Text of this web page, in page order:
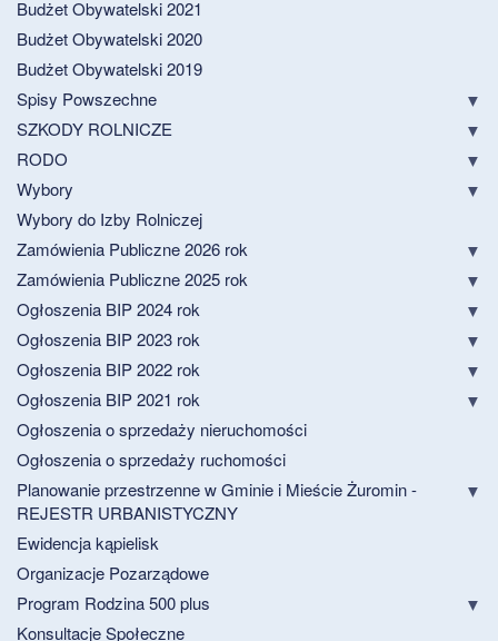
Budżet Obywatelski 2021
Budżet Obywatelski 2020
Budżet Obywatelski 2019
Spisy Powszechne
SZKODY ROLNICZE
RODO
Wybory
Wybory do Izby Rolniczej
Zamówienia Publiczne 2026 rok
Zamówienia Publiczne 2025 rok
Ogłoszenia BIP 2024 rok
Ogłoszenia BIP 2023 rok
Ogłoszenia BIP 2022 rok
Ogłoszenia BIP 2021 rok
Ogłoszenia o sprzedaży nieruchomości
Ogłoszenia o sprzedaży ruchomości
Planowanie przestrzenne w Gminie i Mieście Żuromin -
REJESTR URBANISTYCZNY
Ewidencja kąpielisk
Organizacje Pozarządowe
Program Rodzina 500 plus
Konsultacje Społeczne